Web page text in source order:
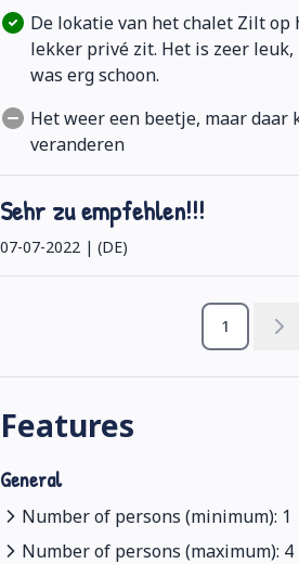
De lokatie van het chalet Zilt op
lekker privé zit. Het is zeer
was erg schoon.
Het weer een beetje, maar daar
veranderen
Sehr zu empfehlen!!!
07-07-2022 | (DE)
1
Features
General
Number of persons (minimum): 1
Number of persons (maximum): 4